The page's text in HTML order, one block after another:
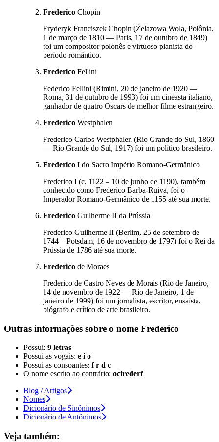
Frederico Chopin
Fryderyk Franciszek Chopin (Żelazowa Wola, Polônia,
1 de março de 1810 — Paris, 17 de outubro de 1849)
foi um compositor polonês e virtuoso pianista do
período romântico.
Frederico Fellini
Federico Fellini (Rimini, 20 de janeiro de 1920 —
Roma, 31 de outubro de 1993) foi um cineasta italiano,
ganhador de quatro Oscars de melhor filme estrangeiro.
Frederico Westphalen
Frederico Carlos Westphalen (Rio Grande do Sul, 1860
— Rio Grande do Sul, 1917) foi um político brasileiro.
Frederico I do Sacro Império Romano-Germânico
Frederico I (c. 1122 – 10 de junho de 1190), também
conhecido como Frederico Barba-Ruiva, foi o
Imperador Romano-Germânico de 1155 até sua morte.
Frederico Guilherme II da Prússia
Frederico Guilherme II (Berlim, 25 de setembro de
1744 – Potsdam, 16 de novembro de 1797) foi o Rei da
Prússia de 1786 até sua morte.
Frederico de Moraes
Frederico de Castro Neves de Morais (Rio de Janeiro,
14 de novembro de 1922 — Rio de Janeiro, 1 de
janeiro de 1999) foi um jornalista, escritor, ensaísta,
biógrafo e crítico de arte brasileiro.
Outras informações sobre o nome Frederico
Possui: 9 letras
Possui as vogais: e i o
Possui as consoantes: f r d c
O nome escrito ao contrário: ocirederf
Blog / Artigos
Nomes
Dicionário de Sinônimos
Dicionário de Antônimos
Veja também: